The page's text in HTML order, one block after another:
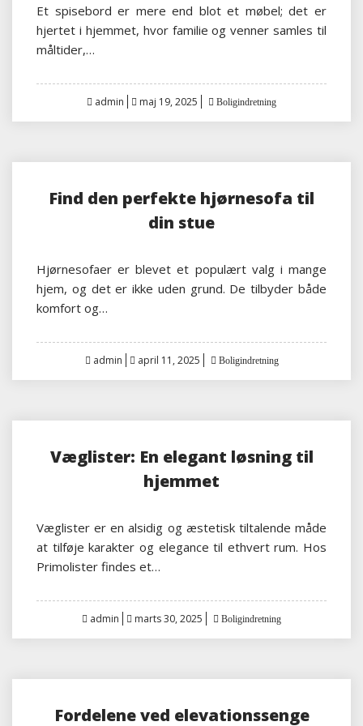
Et spisebord er mere end blot et møbel; det er
hjertet i hjemmet, hvor familie og venner samles til
måltider,…
admin
Posted
maj 19, 2025 Boligindretning
Find den perfekte hjørnesofa til
din stue
Hjørnesofaer er blevet et populært valg i mange
hjem, og det er ikke uden grund. De tilbyder både
komfort og…
admin
Posted
april 11, 2025 Boligindretning
Væglister: En elegant løsning til
hjemmet
Væglister er en alsidig og æstetisk tiltalende måde
at tilføje karakter og elegance til ethvert rum. Hos
Primolister findes et…
admin
Posted
marts 30, 2025 Boligindretning
Fordelene ved elevationssenge